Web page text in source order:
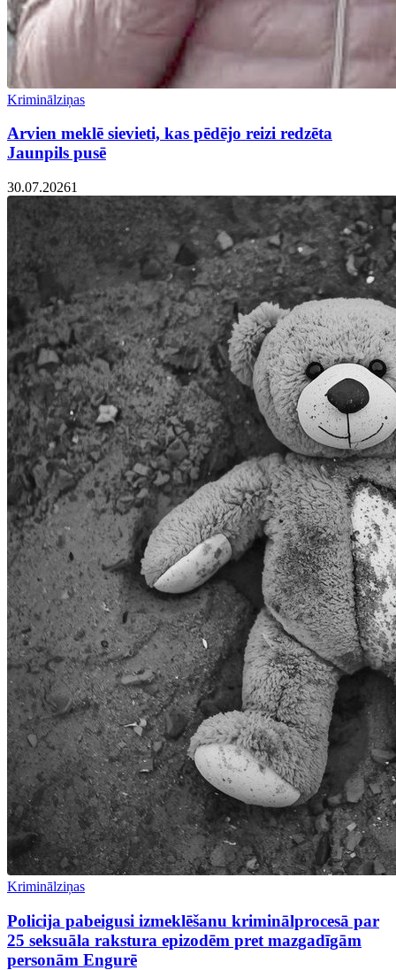
Kriminālziņas
Arvien meklē sievieti, kas pēdējo reizi redzēta
Jaunpils pusē
30.07.20261
Kriminālziņas
Policija pabeigusi izmeklēšanu kriminālprocesā par
25 seksuāla rakstura epizodēm pret mazgadīgām
personām Engurē